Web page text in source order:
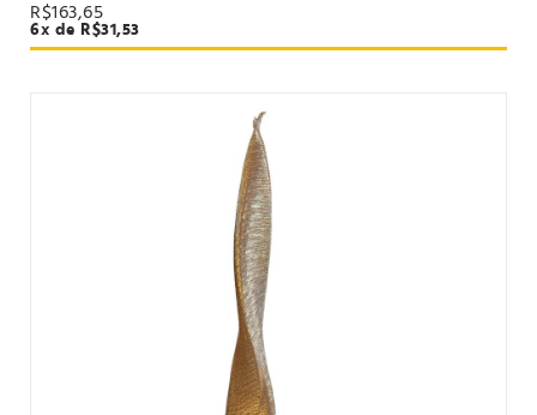
R$163,65
6x de R$31,53